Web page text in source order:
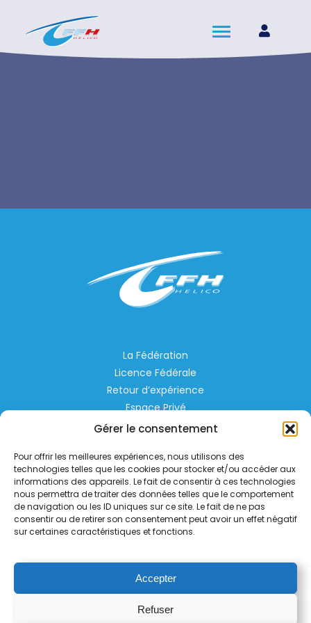
Gérer le consentement
Pour offrir les meilleures expériences, nous utilisons des
technologies telles que les cookies pour stocker et/ou accéder aux
informations des appareils. Le fait de consentir à ces technologies
nous permettra de traiter des données telles que le comportement
de navigation ou les ID uniques sur ce site. Le fait de ne pas
consentir ou de retirer son consentement peut avoir un effet négatif
sur certaines caractéristiques et fonctions.
Accepter
Refuser
La Fédération
Licence Fédérale
Retour d’expérience
Espace Privé
Règlementation
Aérodrome de Lognes Emerainville
77185 LOGNES
contact@helico.org